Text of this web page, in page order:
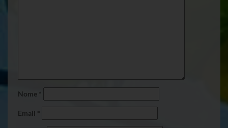
Nome *
Email *